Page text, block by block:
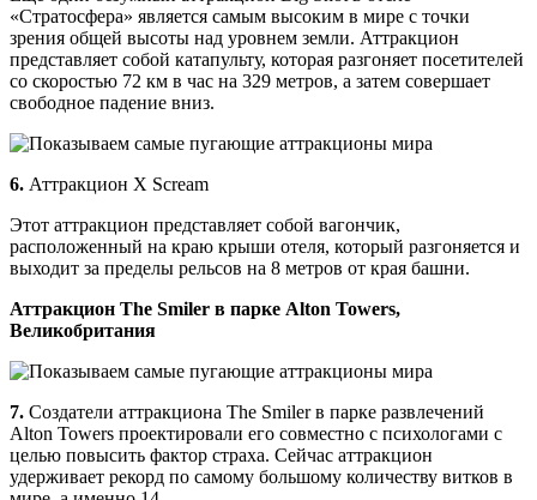
«Стратосфера» является самым высоким в мире с точки
зрения общей высоты над уровнем земли. Аттракцион
представляет собой катапульту, которая разгоняет посетителей
со скоростью 72 км в час на 329 метров, а затем совершает
свободное падение вниз.
6. Аттракцион X Scream
Этот аттракцион представляет собой вагончик,
расположенный на краю крыши отеля, который разгоняется и
выходит за пределы рельсов на 8 метров от края башни.
Аттракцион The Smiler в парке Alton Towers,
Великобритания
7. Создатели аттракциона The Smiler в парке развлечений
Alton Towers проектировали его совместно с психологами с
целью повысить фактор страха. Сейчас аттракцион
удерживает рекорд по самому большому количеству витков в